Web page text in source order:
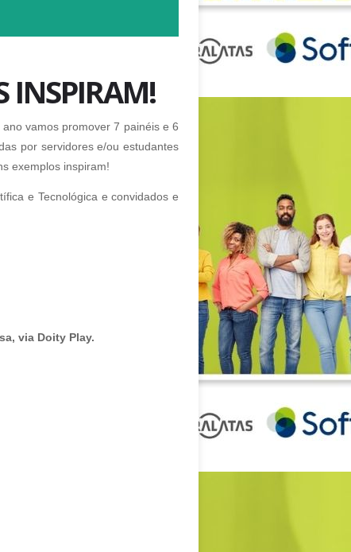
INSPIRAM!
vamos promover 7 painéis e 6
por servidores e/ou estudantes
exemplos inspiram!
e Tecnológica e convidados e
via Doity Play.